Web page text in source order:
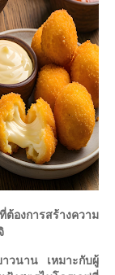
องการสร้างความ
วนาน เหมาะกับผู้